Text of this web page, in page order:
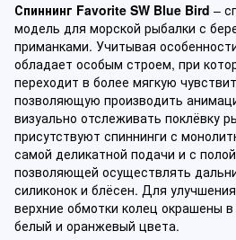
Спиннинг Favorite SW Blue Bird –
модель для морской рыбалки с
приманками. Учитывая
обладает особым строем, при
переходит в более мягкую
позволяющую производить
визуально отслеживать поклёвку
присутствуют спиннинги с
самой деликатной подачи и с
позволяющей осуществлять
силиконок и блёсен. Для
верхние обмотки колец окрашены
белый и оранжевый цвета.